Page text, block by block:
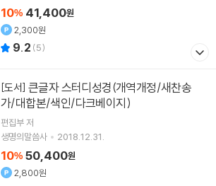
10% 41,400원
2,300원
9.2 (5)
[도서]
가/대합본/색인/다크베이지)
편집부 저
생명의말씀사
2018.12.31.
10% 50,400원
2,800원